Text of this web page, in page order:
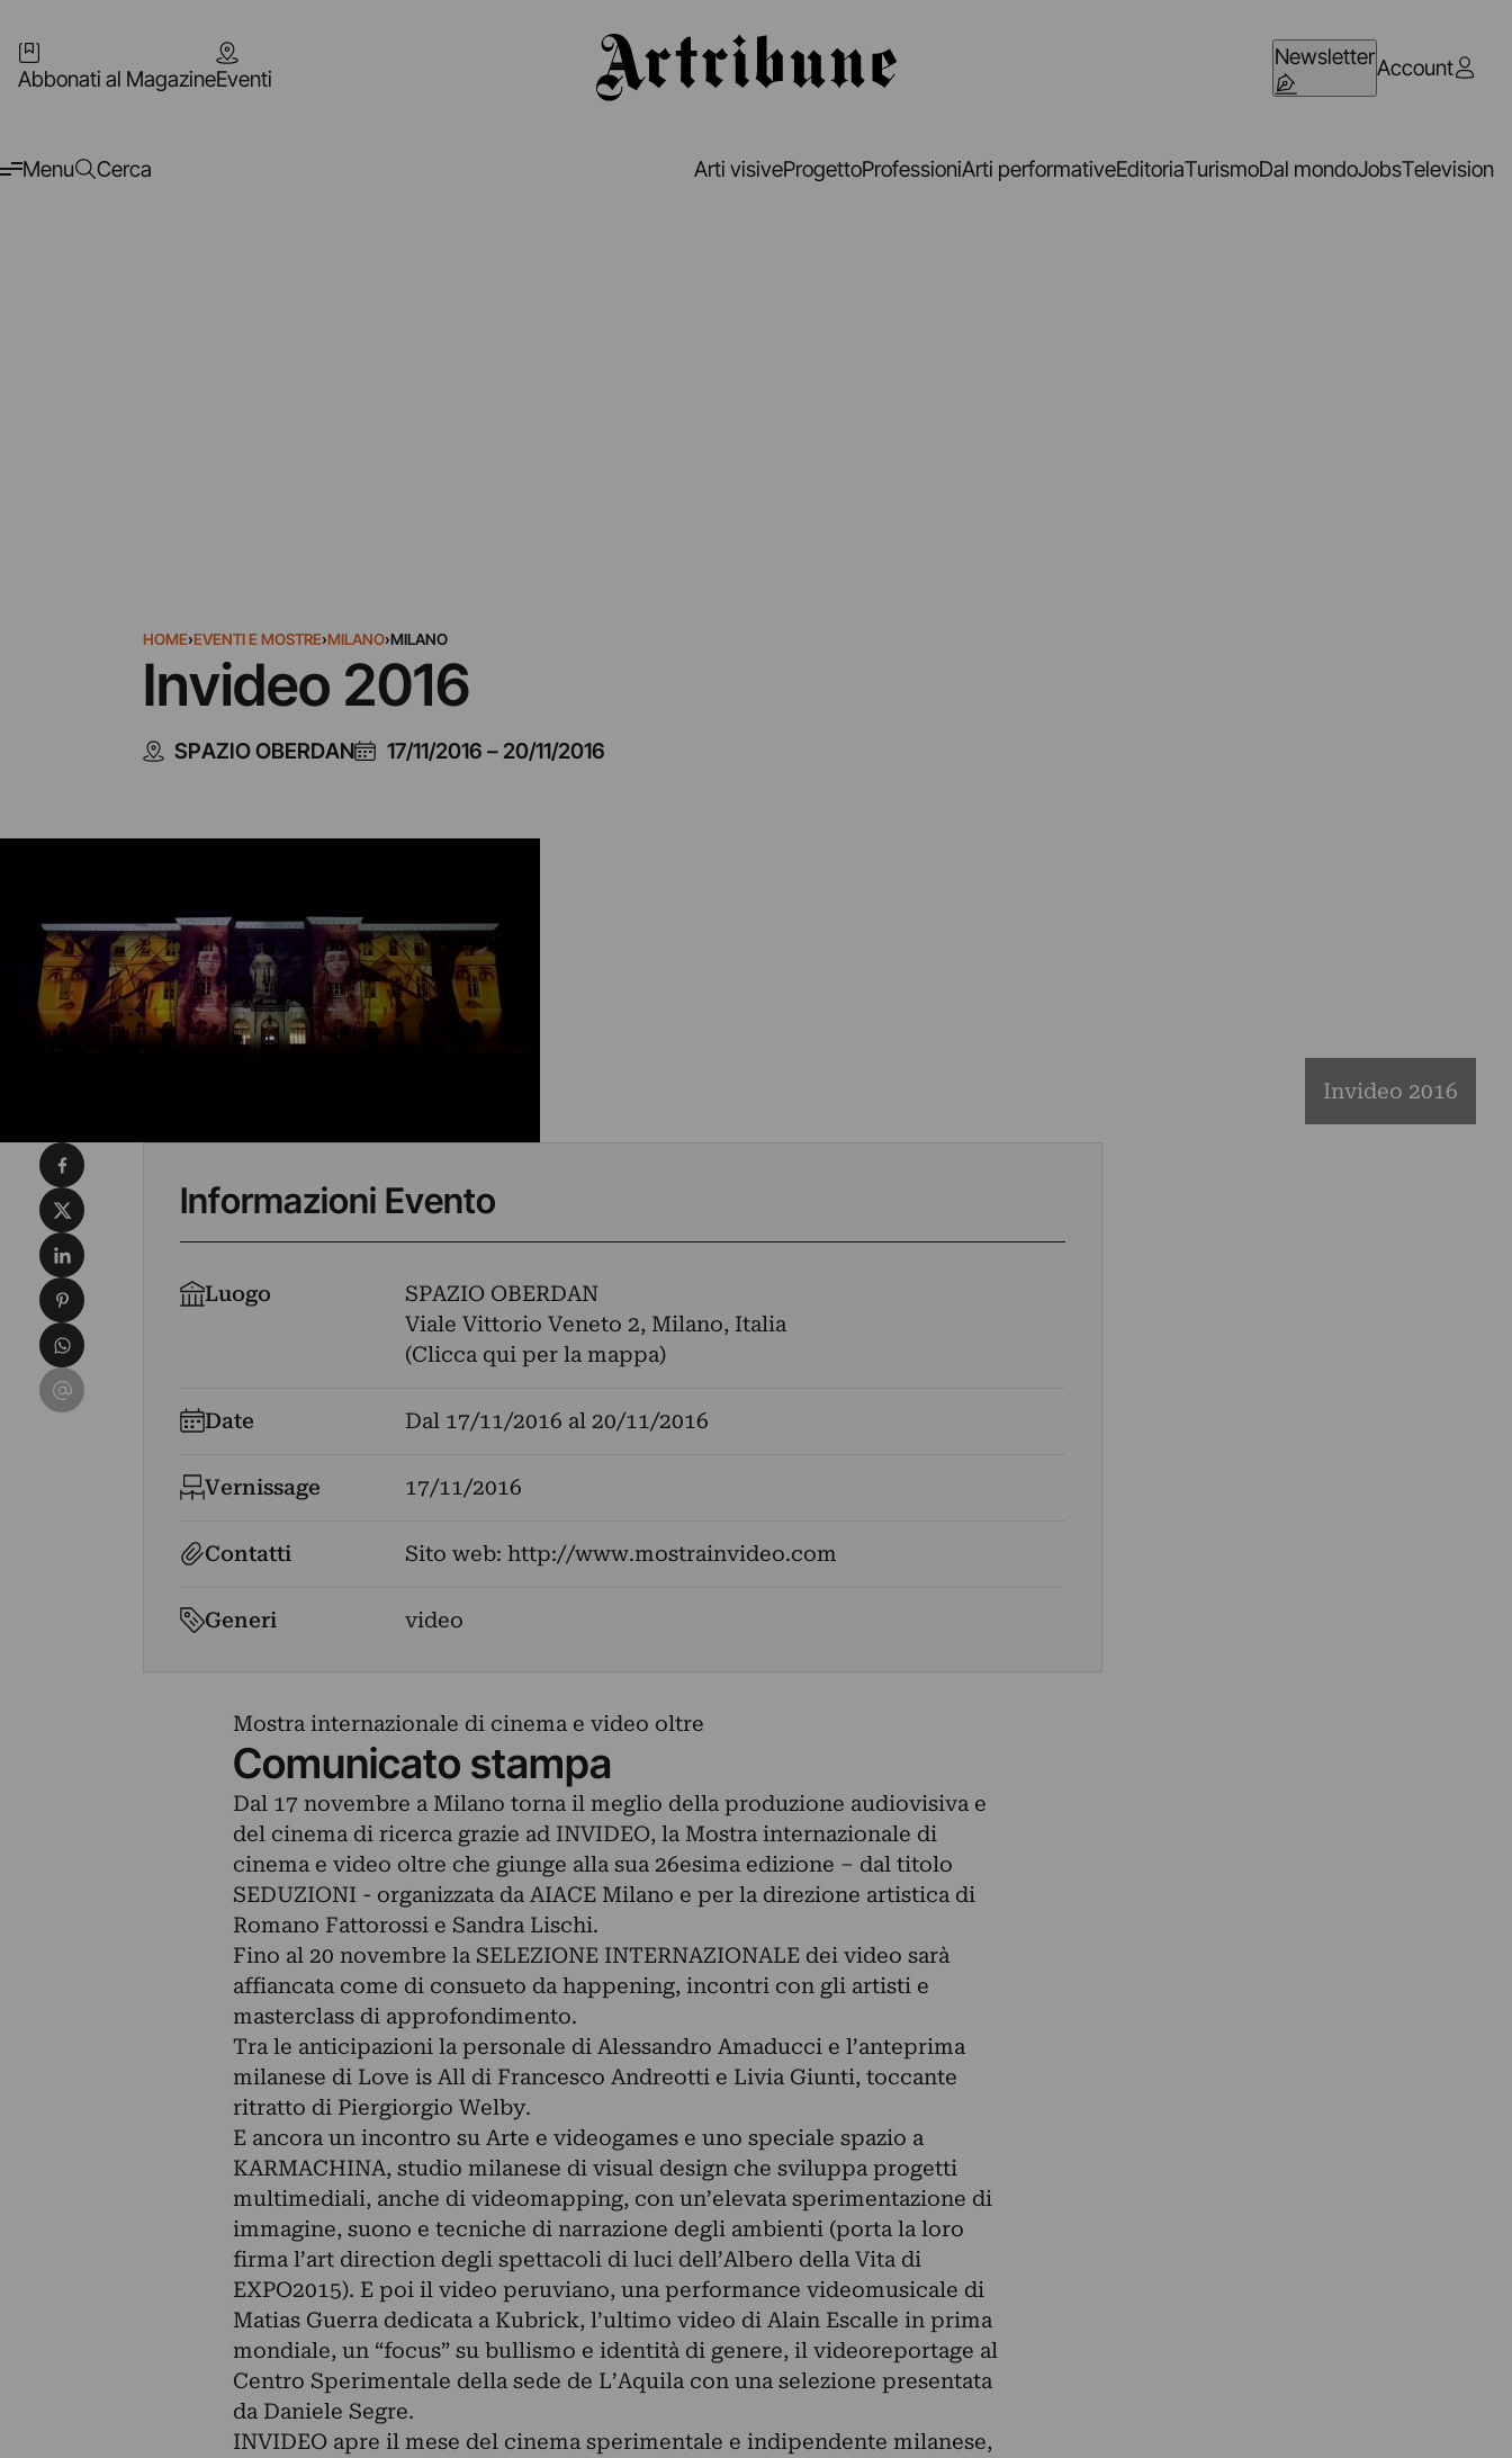
Abbonati al MagazineEventi
NewsletterAccount
Menu Cerca Arti visiveProgettoProfessioniArti performativeEditoriaTurismoDal mondoJobsTelevision
HOME›EVENTI E MOSTRE›MILANO›MILANO
Invideo 2016
SPAZIO OBERDAN 17/11/2016 – 20/11/2016
Invideo 2016
Informazioni Evento
Luogo
SPAZIO OBERDAN
Viale Vittorio Veneto 2, Milano, Italia
(Clicca qui per la mappa)
Date Dal 17/11/2016 al 20/11/2016
Vernissage 17/11/2016
Contatti Sito web: http://www.mostrainvideo.com
Generi video
Mostra internazionale di cinema e video oltre
Comunicato stampa
Dal 17 novembre a Milano torna il meglio della produzione audiovisiva e
del cinema di ricerca grazie ad INVIDEO, la Mostra internazionale di
cinema e video oltre che giunge alla sua 26esima edizione – dal titolo
SEDUZIONI - organizzata da AIACE Milano e per la direzione artistica di
Romano Fattorossi e Sandra Lischi.
Fino al 20 novembre la SELEZIONE INTERNAZIONALE dei video sarà
affiancata come di consueto da happening, incontri con gli artisti e
masterclass di approfondimento.
Tra le anticipazioni la personale di Alessandro Amaducci e l’anteprima
milanese di Love is All di Francesco Andreotti e Livia Giunti, toccante
ritratto di Piergiorgio Welby.
E ancora un incontro su Arte e videogames e uno speciale spazio a
KARMACHINA, studio milanese di visual design che sviluppa progetti
multimediali, anche di videomapping, con un’elevata sperimentazione di
immagine, suono e tecniche di narrazione degli ambienti (porta la loro
firma l’art direction degli spettacoli di luci dell’Albero della Vita di
EXPO2015). E poi il video peruviano, una performance videomusicale di
Matias Guerra dedicata a Kubrick, l’ultimo video di Alain Escalle in prima
mondiale, un “focus” su bullismo e identità di genere, il videoreportage al
Centro Sperimentale della sede de L’Aquila con una selezione presentata
da Daniele Segre.
INVIDEO apre il mese del cinema sperimentale e indipendente milanese,
Condividi su Facebook
Condividi su X
Condividi su LinkedIn
Condividi su Pinterest
Condividi su WhatsApp
Condividi su Email